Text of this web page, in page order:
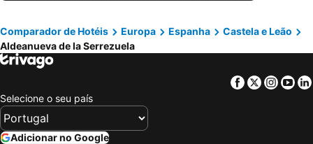
Magaz de Pisuerga, Castela e Leão Hotéis
Medina del Campo, Castela e Leão Hotéis
San Ildefonso, Castela e Leão Hotéis
Moralzarzal, Madrid Hotéis
Pesquera de Duero, Castela e Leão Hotéis
Burgos, Castela e Leão Hotéis
Valladolid, Castela e Leão Hotéis
Palencia, Castela e Leão Hotéis
Aranda de Duero, Castela e Leão Hotéis
Comparador de Hotéis Europa Espanha
Castela e Leão
Aldeanueva de la Serrezuela
Facebook
Twitter
Selecione o seu país
Adicionar no Google